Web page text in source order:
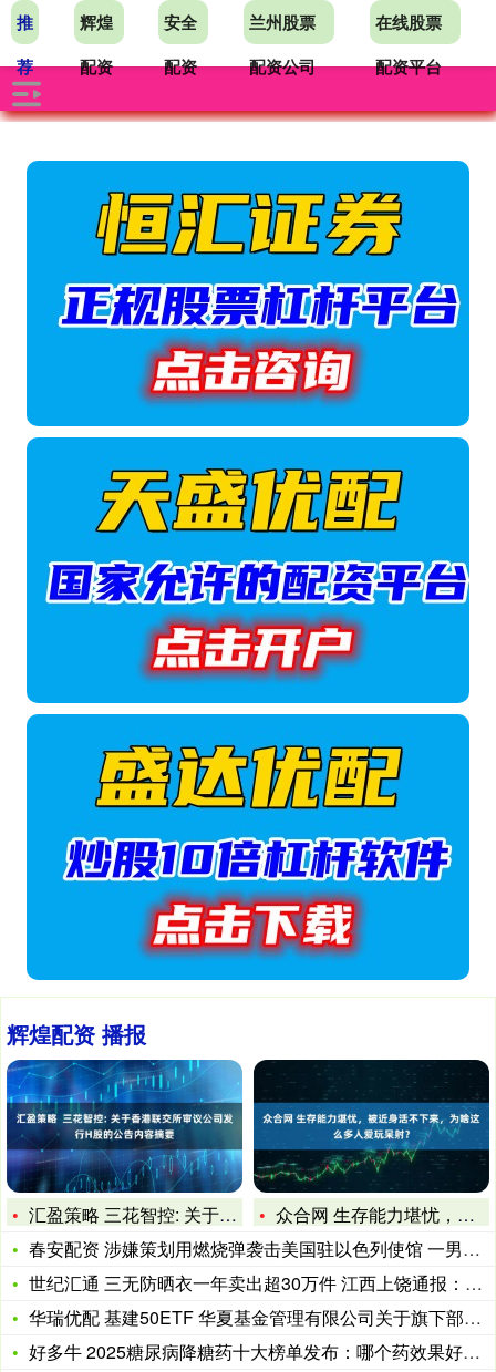
辉煌配资 播报
汇盈策略 三花智控: 关于香港联交所审议公司发行H股的公告
众合网 生存能力堪忧，被近身活不下来，为啥这么多人爱玩呆射？
春安配资 涉嫌策划用燃烧弹袭击美国驻以色列使馆 一男子在美被
世纪汇通 三无防晒衣一年卖出超30万件 江西上饶通报：责令涉
华瑞优配 基建50ETF 华夏基金管理有限公司关于旗下部分深
好多牛 2025糖尿病降糖药十大榜单发布：哪个药效果好又没副
推
荐
辉煌
配资
安全
配资
兰州股票
配资公司
在线股票
配资平台